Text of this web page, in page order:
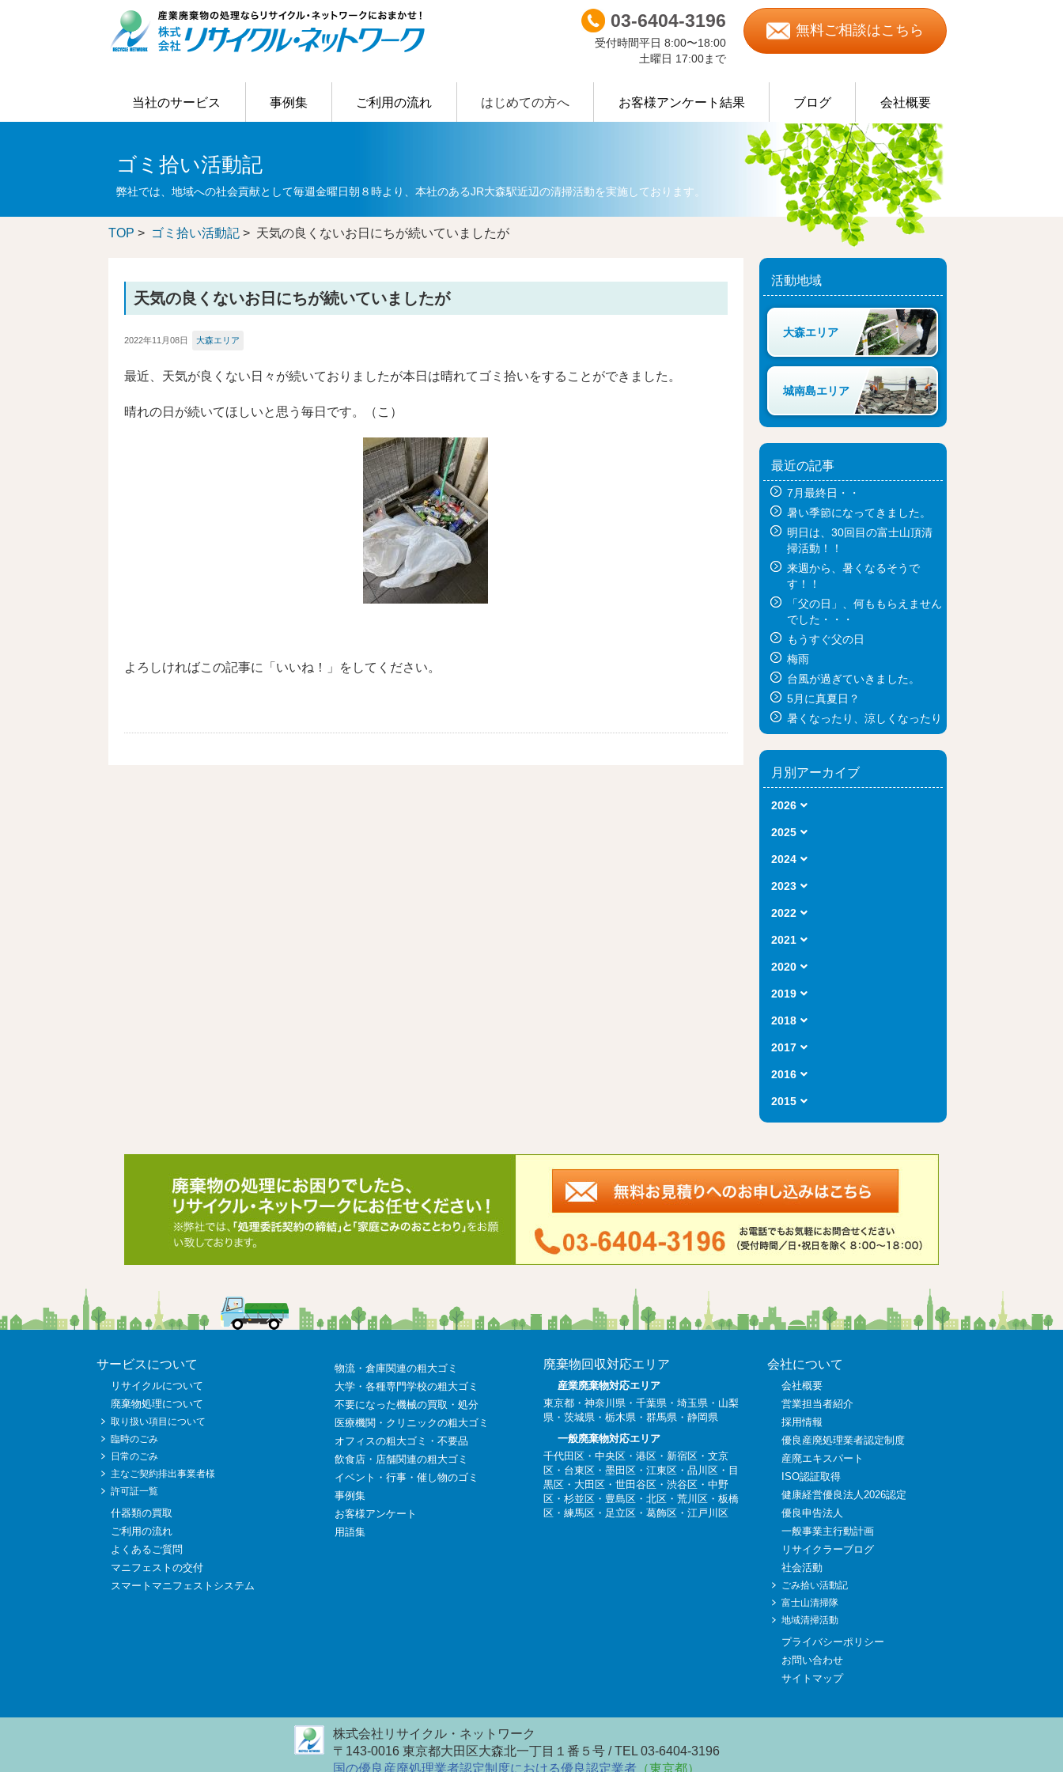
03-6404-3196
受付時間平日 8:00〜18:00
土曜日 17:00まで
無料ご相談はこちら
当社のサービス 事例集
主なリサイクル処理の事例 主な廃棄物処理の事例
ご利用の流れ はじめての方へ お客様アンケート結果 ブログ
お客様の問題解決
会社概要
会社情報
ゴミ拾い活動記
弊社では、地域への社会貢献として毎週金曜日朝８時より、本社のあるJR大森駅近辺の清掃活動を実施しております。
TOP > ゴミ拾い活動記 > 天気の良くないお日にちが続いていましたが
天気の良くないお日にちが続いていましたが
2022年11月08日 大森エリア
最近、天気が良くない日々が続いておりましたが本日は晴れてゴミ拾いをすることができました。
晴れの日が続いてほしいと思う毎日です。（こ）
よろしければこの記事に「いいね！」をしてください。
活動地域
大森エリア
城南島エリア
最近の記事
7月最終日・・
暑い季節になってきました。
明日は、30回目の富士山頂清
掃活動！！
来週から、暑くなるそうで
す！！
「父の日」、何ももらえません
でした・・・
もうすぐ父の日
梅雨
台風が過ぎていきました。
5月に真夏日？
暑くなったり、涼しくなったり
月別アーカイブ
2026
2025
2024
2023
2022
2021
2020
2019
2018
2017
2016
2015
サービスについて
リサイクルについて
廃棄物処理について
取り扱い項目について
臨時のごみ
日常のごみ
主なご契約排出事業者様
許可証一覧
什器類の買取
ご利用の流れ
よくあるご質問
マニフェストの交付
スマートマニフェストシステム
物流・倉庫関連の粗大ゴミ
大学・各種専門学校の粗大ゴミ
不要になった機械の買取・処分
医療機関・クリニックの粗大ゴミ
オフィスの粗大ゴミ・不要品
飲食店・店舗関連の粗大ゴミ
イベント・行事・催し物のゴミ
事例集
お客様アンケート
用語集
廃棄物回収対応エリア
産業廃棄物対応エリア
東京都 ・ 神奈川県 ・千葉県・埼玉県・山梨
県・茨城県・栃木県・群馬県・静岡県
一般廃棄物対応エリア
千代田区 ・ 中央区 ・ 港区 ・ 新宿区 ・ 文京
区 ・ 台東区 ・ 墨田区 ・ 江東区 ・ 品川区 ・ 目
黒区 ・ 大田区 ・ 世田谷区 ・ 渋谷区 ・ 中野
区 ・ 杉並区 ・ 豊島区 ・ 北区 ・ 荒川区 ・ 板橋
区 ・ 練馬区 ・ 足立区 ・ 葛飾区 ・ 江戸川区
会社について
会社概要
営業担当者紹介
採用情報
優良産廃処理業者認定制度
産廃エキスパート
ISO認証取得
健康経営優良法人2026認定
優良申告法人
一般事業主行動計画
リサイクラーブログ
社会活動
ごみ拾い活動記
富士山清掃隊
地域清掃活動
プライバシーポリシー
お問い合わせ
サイトマップ
株式会社リサイクル・ネットワーク
〒143-0016 東京都大田区大森北一丁目１番５号 / TEL 03-6404-3196
国の優良産廃処理業者認定制度における優良認定業者 （東京都）